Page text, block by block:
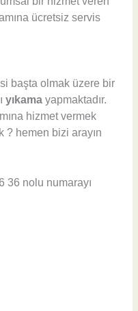
ücretsiz servis
başta olmak üzere bir
yıkamayapmaktadır.
hizmet vermek
? hemen bizi arayın
36 nolu numarayı